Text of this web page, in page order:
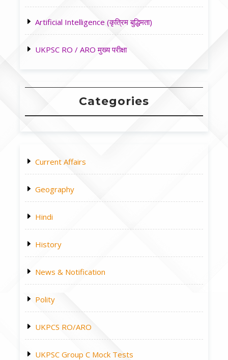
Artificial Intelligence (कृत्रिम बुद्धिमता)
UKPSC RO / ARO मुख्य परीक्षा
Categories
Current Affairs
Geography
Hindi
History
News & Notification
Polity
UKPCS RO/ARO
UKPSC Group C Mock Tests